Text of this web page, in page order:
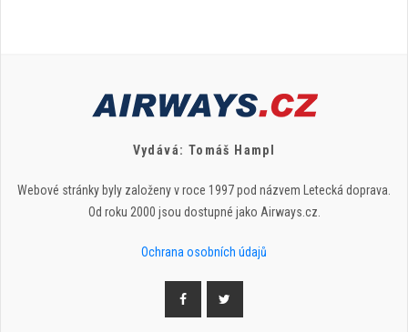
Vydává: Tomáš Hampl
Webové stránky byly založeny v roce 1997 pod názvem Letecká doprava.
Od roku 2000 jsou dostupné jako Airways.cz.
Ochrana osobních údajů